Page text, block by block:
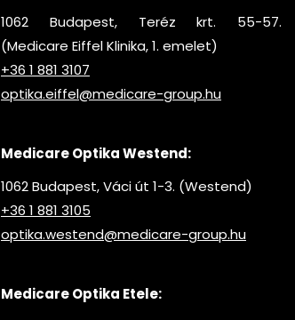
1062 Budapest, Teréz krt. 55-57.
(Medicare Eiffel Klinika, 1. emelet)
+36 1 881 3107
optika.eiffel@medicare-group.hu
Medicare Optika Westend:
1062 Budapest, Váci út 1-3. (Westend)
+36 1 881 3105
optika.westend@medicare-group.hu
Medicare Optika Etele: